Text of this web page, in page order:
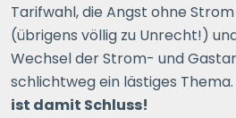
Tarifwahl, die Angst ohne
(übrigens völlig zu Unrecht!)
Wechsel der Strom- und
schlichtweg ein lästiges Thema.
ist damit Schluss!